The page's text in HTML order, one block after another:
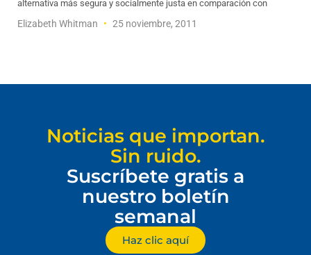
alternativa más segura y socialmente justa en comparación con
Elizabeth Whitman 25 noviembre, 2011
Noticias que importan.
Sin ruido.
Suscríbete gratis a
nuestro boletín
semanal
Haz clic aquí